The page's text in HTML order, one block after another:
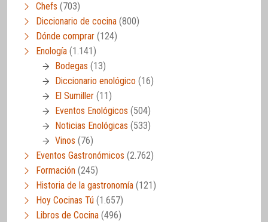
Chefs (703)
Diccionario de cocina (800)
Dónde comprar (124)
Enología (1.141)
Bodegas (13)
Diccionario enológico (16)
El Sumiller (11)
Eventos Enológicos (504)
Noticias Enológicas (533)
Vinos (76)
Eventos Gastronómicos (2.762)
Formación (245)
Historia de la gastronomía (121)
Hoy Cocinas Tú (1.657)
Libros de Cocina (496)